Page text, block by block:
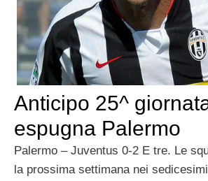
Anticipo 25^
espugna Palermo
Palermo – Juventus 0-2 E tre. Le
la prossima settimana nei